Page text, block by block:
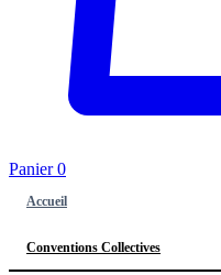
Panier0
Accueil
Conventions Collectives